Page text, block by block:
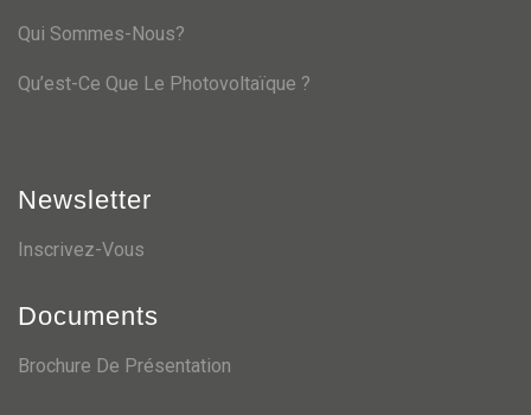
Qui Sommes-Nous?
Qu’est-Ce Que Le Photovoltaïque ?
Newsletter
Inscrivez-Vous
Documents
Brochure De Présentation